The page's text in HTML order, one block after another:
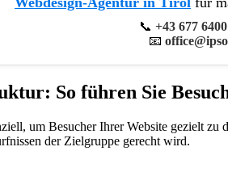
📞 +43 677
📧
So führen Sie
um Besucher Ihrer Website gezielt
der Zielgruppe gerecht wird.